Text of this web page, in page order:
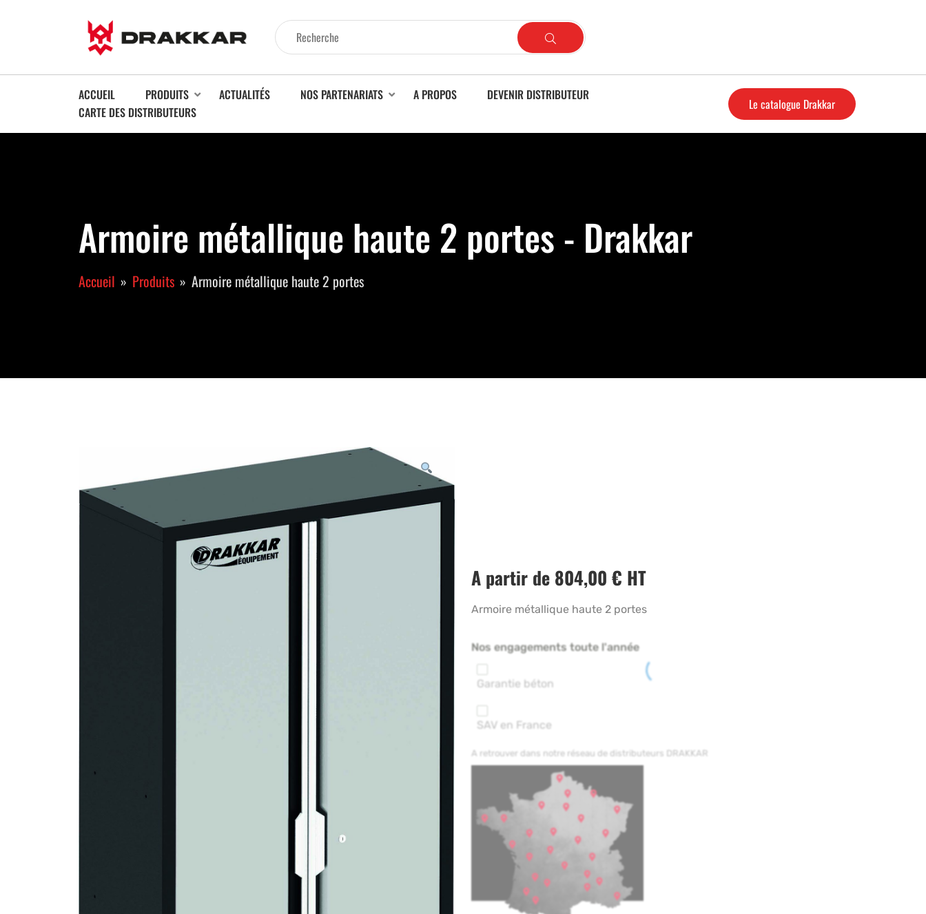
ACCUEIL PRODUITS ACTUALITÉS NOS PARTENARIATS A PROPOS
DEVENIR DISTRIBUTEUR
CARTE DES DISTRIBUTEURS
Le catalogue Drakkar
Armoire métallique haute 2 portes - Drakkar
Accueil Produits Armoire métallique haute 2 portes
A partir de 804,00 € HT
Armoire métallique haute 2 portes
Nos engagements toute l'année
Garantie béton
SAV en France
A retrouver dans notre réseau de distributeurs DRAKKAR